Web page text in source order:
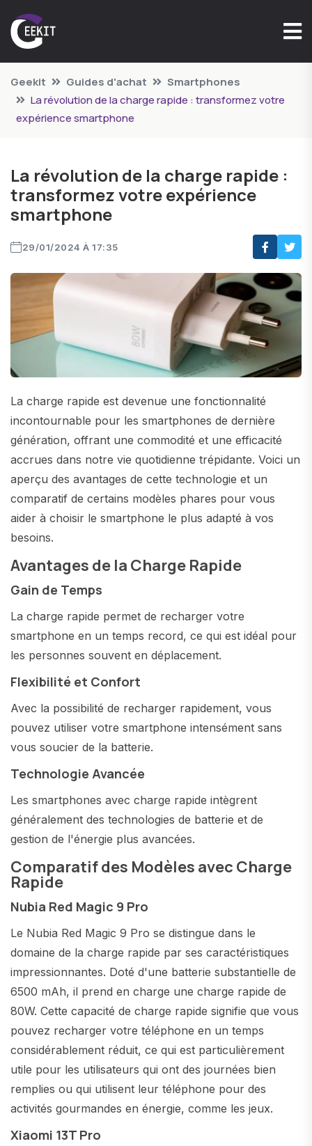
Geekit Guides d'achat
Smartphones
La révolution de la charge rapide : transformez votre
expérience smartphone
La révolution de la charge rapide :
transformez votre expérience
smartphone
29/01/2024 À 17:35
La charge rapide est devenue une fonctionnalité
incontournable pour les smartphones de dernière
génération, offrant une commodité et une efficacité
accrues dans notre vie quotidienne trépidante. Voici un
aperçu des avantages de cette technologie et un
comparatif de certains modèles phares pour vous
aider à choisir le smartphone le plus adapté à vos
besoins.
Avantages de la Charge Rapide
Gain de Temps
La charge rapide permet de recharger votre
smartphone en un temps record, ce qui est idéal pour
les personnes souvent en déplacement.
Flexibilité et Confort
Avec la possibilité de recharger rapidement, vous
pouvez utiliser votre smartphone intensément sans
vous soucier de la batterie.
Technologie Avancée
Les smartphones avec charge rapide intègrent
généralement des technologies de batterie et de
gestion de l'énergie plus avancées.
Comparatif des Modèles avec Charge
Rapide
Nubia Red Magic 9 Pro
Le Nubia Red Magic 9 Pro se distingue dans le
domaine de la charge rapide par ses caractéristiques
impressionnantes. Doté d'une batterie substantielle de
6500 mAh, il prend en charge une charge rapide de
80W. Cette capacité de charge rapide signifie que vous
pouvez recharger votre téléphone en un temps
considérablement réduit, ce qui est particulièrement
utile pour les utilisateurs qui ont des journées bien
remplies ou qui utilisent leur téléphone pour des
activités gourmandes en énergie, comme les jeux.
Xiaomi 13T Pro